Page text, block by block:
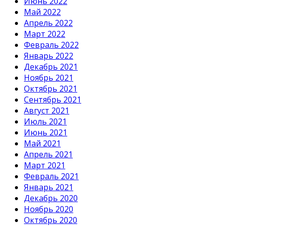
Май 2022
Апрель 2022
Март 2022
Февраль 2022
Январь 2022
Декабрь 2021
Ноябрь 2021
Октябрь 2021
Сентябрь 2021
Август 2021
Июль 2021
Июнь 2021
Май 2021
Апрель 2021
Март 2021
Февраль 2021
Январь 2021
Декабрь 2020
Ноябрь 2020
Октябрь 2020